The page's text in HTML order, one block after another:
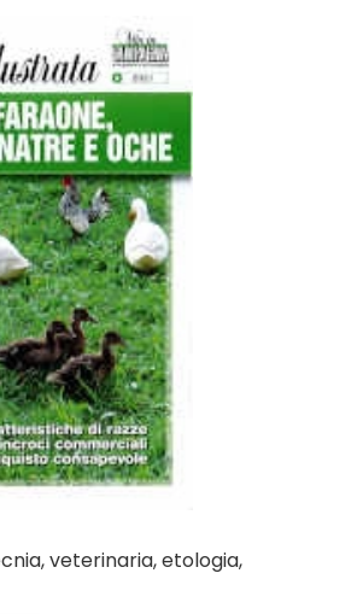
veterinaria, etologia,